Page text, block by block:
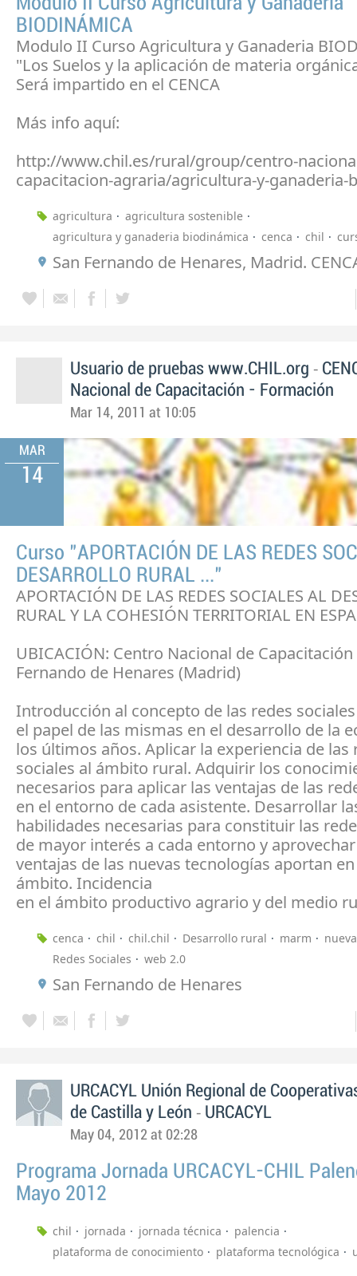
BIODINÁMICA
Modulo II Curso Agricultura y Ganaderia
"Los Suelos y la aplicación de materia
Será impartido en el CENCA
Más info aquí:
http://www.chil.es/rural/group/centro-
capacitacion-agraria/agricultura-y-ganaderia-
agricultura
agricultura sostenible
agricultura y ganaderia biodinámica
cenca chil
San Fernando de Henares, Madrid.
Usuario de pruebas www.CHIL.org -
Nacional de Capacitación - Formación
Mar 14, 2011 at 10:05
MAR
14
Curso "APORTACIÓN DE LAS REDES
DESARROLLO RURAL ..."
APORTACIÓN DE LAS REDES SOCIALES AL
RURAL Y LA COHESIÓN TERRITORIAL EN
UBICACIÓN: Centro Nacional de Capacitación
Fernando de Henares (Madrid)
Introducción al concepto de las redes
el papel de las mismas en el desarrollo de la
los últimos años. Aplicar la experiencia de las
sociales al ámbito rural. Adquirir los
necesarios para aplicar las ventajas de las
en el entorno de cada asistente. Desarrollar
habilidades necesarias para constituir las
de mayor interés a cada entorno y
ventajas de las nuevas tecnologías aportan
ámbito. Incidencia
en el ámbito productivo agrario y del medio
cenca chil chil.chil Desarrollo rural marm
Redes Sociales
web 2.0
San Fernando de Henares
URCACYL Unión Regional de
de Castilla y León - URCACYL
May 04, 2012 at 02:28
Programa Jornada URCACYL-CHIL
Mayo 2012
chil jornada jornada técnica
palencia
plataforma de conocimiento
plataforma tecnológica